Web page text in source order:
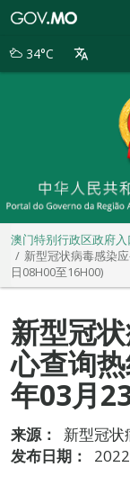
别
34°C
澳门特别行政区政府
新型冠状病毒感染
日08H00至16H00)
新型冠
心查询
年03月
来源：
新型冠
发布日期：